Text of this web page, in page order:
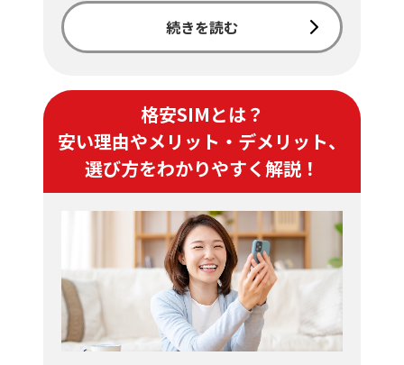
続きを読む
格安SIMとは？
安い理由やメリット・デメリット、
選び方をわかりやすく解説！